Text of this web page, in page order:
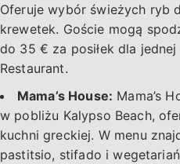
Oferuje wybór świeżych ryb
krewetek. Goście mogą
do 35 € za posiłek dla
Restaurant.
Mama’s House: Mama’s
w pobliżu Kalypso Beach,
kuchni greckiej. W menu
pastitsio, stifado i